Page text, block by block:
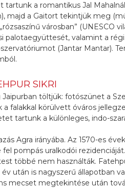
a romantikus Jal
majd a Gaitort tekintjük meg
városban” (UNESCO
palotaegyüttesét, valamint a
(Jantar Mantar).
SIKRI
töltjük: fotószünet a
falakkal körülvett óváros
tartunk a különleges, indo-
Agra irányába. Az 1570-es
pompás uralkodói
többé nem használták.
után is nagyszerű állapotban
mecset megtekintése után